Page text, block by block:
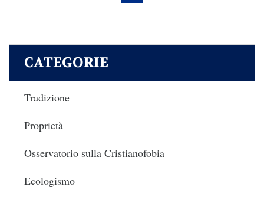
CATEGORIE
Tradizione
Proprietà
Osservatorio sulla Cristianofobia
Ecologismo